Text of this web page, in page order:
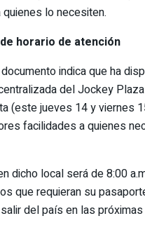
lo necesiten.
horario de atención
indica que ha
del Jockey
(este jueves 14 y viernes
facilidades a quienes
dicho local será de 8:00
que requieran su
del país en las